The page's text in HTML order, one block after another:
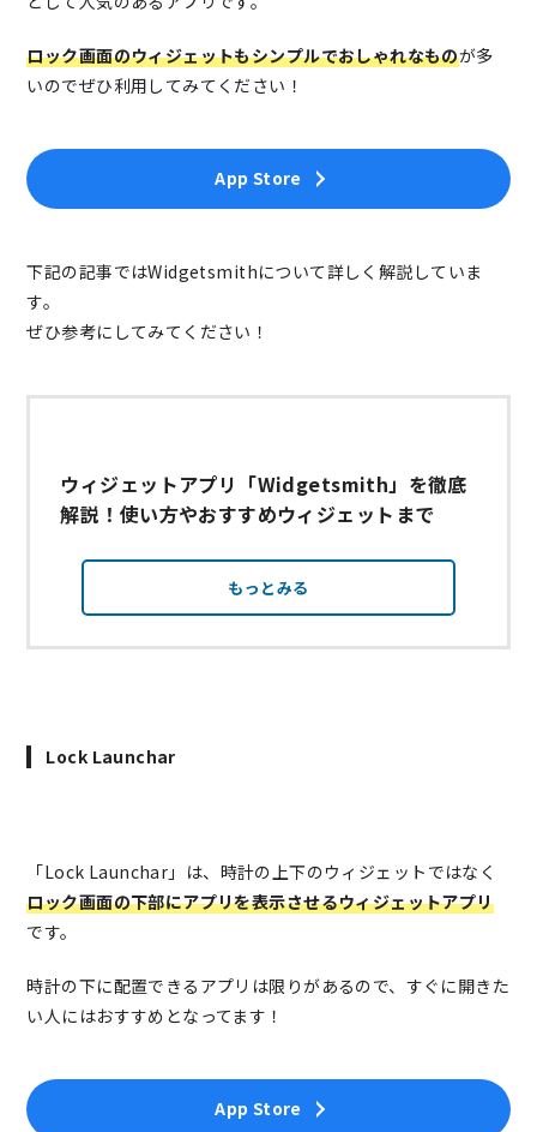
ロック画面のウィジェットもシンプルでおしゃれなものが多
いのでぜひ利用してみてください！
App Store
下記の記事ではWidgetsmithについて詳しく解説していま
す。
ぜひ参考にしてみてください！
ウィジェットアプリ「Widgetsmith」を徹底
解説！使い方やおすすめウィジェットまで
もっとみる
Lock Launchar
「Lock Launchar」は、時計の上下のウィジェットではなく
ロック画面の下部にアプリを表示させるウィジェットアプリ
です。
時計の下に配置できるアプリは限りがあるので、すぐに開きた
い人にはおすすめとなってます！
App Store